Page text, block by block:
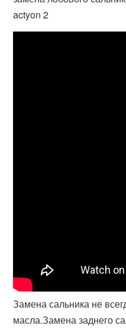
actyon 2
Замена сальника не
масла.Замена заднего